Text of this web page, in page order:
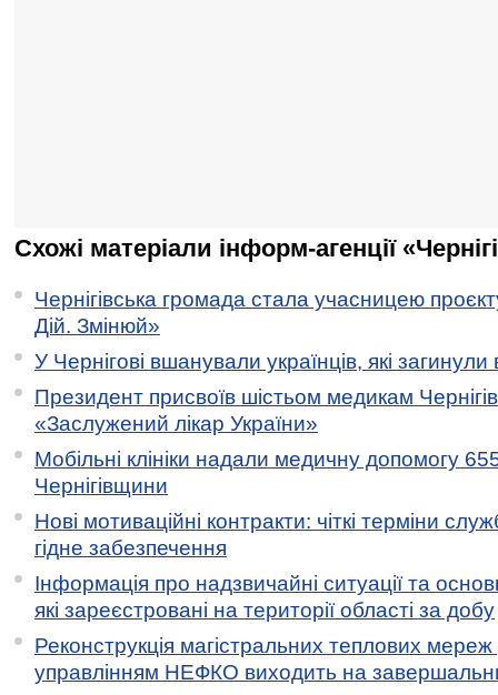
Схожі матеріали інформ-агенції
Чернігівська громада стала учасницею
Дій. Змінюй»
У Чернігові вшанували українців, які загинули
Президент присвоїв шістьом медикам
«Заслужений лікар України»
Мобільні клініки надали медичну допомогу
Чернігівщини
Нові мотиваційні контракти: чіткі терміни
гідне забезпечення
Інформація про надзвичайні ситуації та
які зареєстровані на території області за добу
Реконструкція магістральних теплових мереж
управлінням НЕФКО виходить на